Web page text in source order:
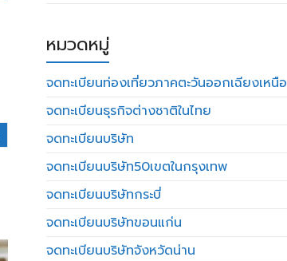
หมวดหมู่
จดทะเบียนท่องเที่ยวภาคตะวันออกเฉียงเหนือ
จดทะเบียนธุรกิจต่างชาติในไทย
จดทะเบียนบริษัท
จดทะเบียนบริษัท50เขตในกรุงเทพ
จดทะเบียนบริษัทกระบี่
จดทะเบียนบริษัทขอนแก่น
จดทะเบียนบริษัทจังหวัดน่าน